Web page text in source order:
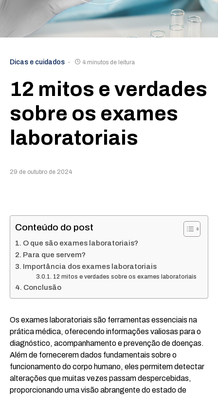
Dicas e cuidados 4 minutos de leitura
12 mitos e verdades
sobre os exames
laboratoriais
29 de outubro de 2024
Conteúdo do post
O que são exames laboratoriais?
Para que servem?
Importância dos exames laboratoriais
12 mitos e verdades sobre os exames laboratoriais
Conclusão
Os exames laboratoriais são ferramentas essenciais na
prática médica, oferecendo informações valiosas para o
diagnóstico, acompanhamento e prevenção de doenças.
Além de fornecerem dados fundamentais sobre o
funcionamento do corpo humano, eles permitem detectar
alterações que muitas vezes passam despercebidas,
proporcionando uma visão abrangente do estado de